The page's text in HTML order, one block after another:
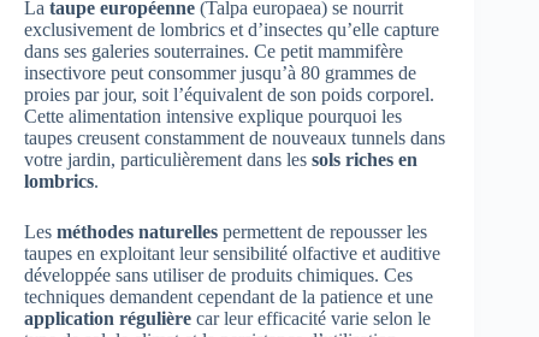
La taupe européenne (Talpa europaea) se nourrit
exclusivement de lombrics et d’insectes qu’elle capture
dans ses galeries souterraines. Ce petit mammifère
insectivore peut consommer jusqu’à 80 grammes de
proies par jour, soit l’équivalent de son poids corporel.
Cette alimentation intensive explique pourquoi les
taupes creusent constamment de nouveaux tunnels dans
votre jardin, particulièrement dans les sols riches en
lombrics.
Les méthodes naturelles permettent de repousser les
taupes en exploitant leur sensibilité olfactive et auditive
développée sans utiliser de produits chimiques. Ces
techniques demandent cependant de la patience et une
application régulière car leur efficacité varie selon le